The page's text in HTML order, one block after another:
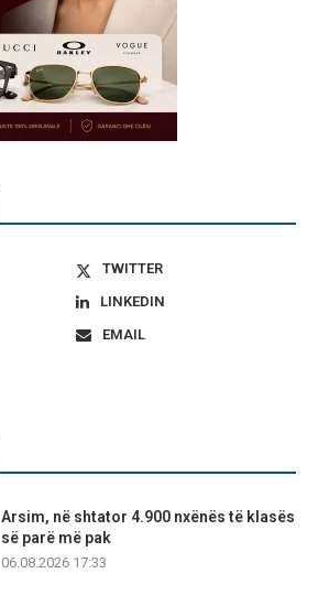
TWITTER
LINKEDIN
EMAIL
Arsim, në shtator 4.900 nxënës të klasës
së parë më pak
06.08.2026 17:33